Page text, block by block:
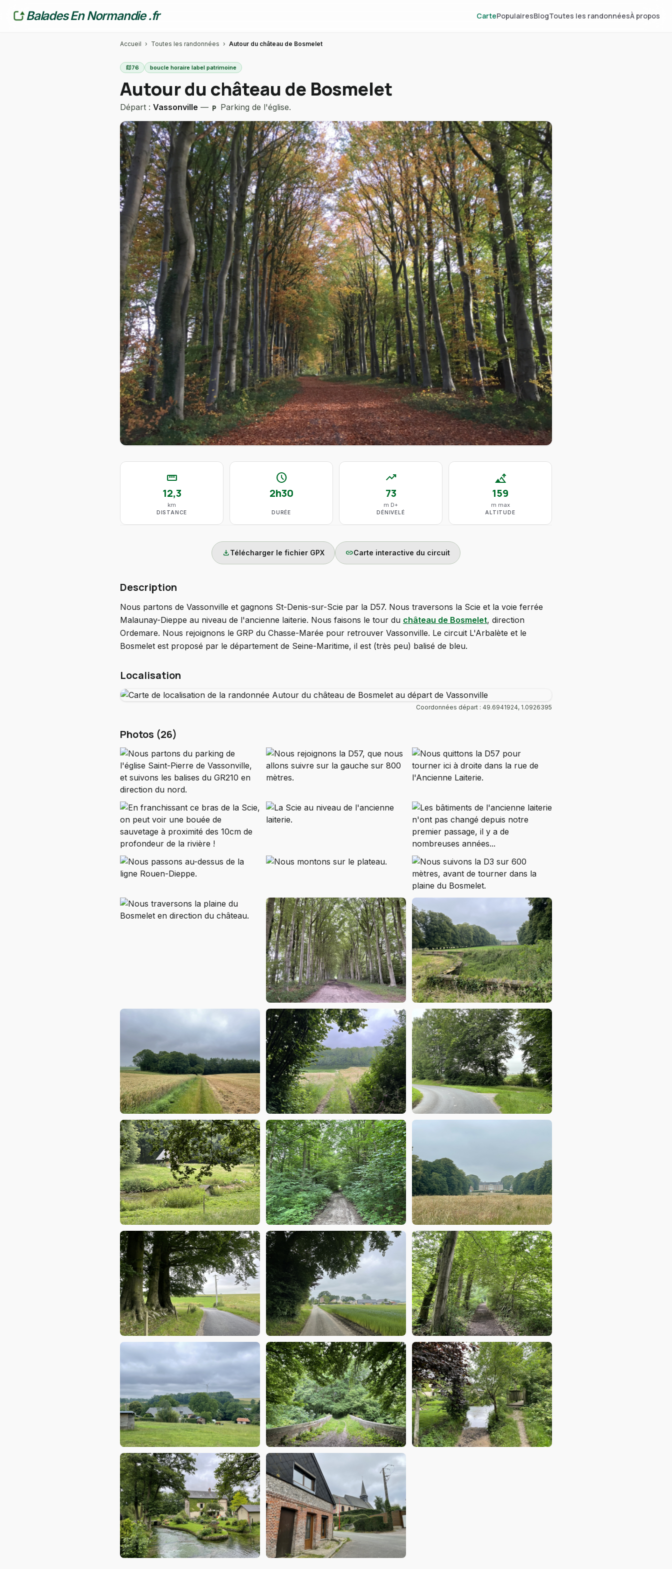
Balades En Normandie .fr CartePopulairesBlogToutes les randonnéesÀ propos
Accueil › Toutes les randonnées › Autour du château de Bosmelet
map76 boucle horaire label patrimoine
Autour du château de Bosmelet
Départ : Vassonville — local_parking Parking de l'église.
straighten
12,3
km
DISTANCE
schedule
2h30
DURÉE
trending_up
73
m D+
DÉNIVELÉ
altitude
159
m max
ALTITUDE
downloadTélécharger le fichier GPX linkCarte interactive du circuit
Description
Nous partons de Vassonville et gagnons St-Denis-sur-Scie par la D57. Nous traversons la Scie et la voie ferrée
Malaunay-Dieppe au niveau de l'ancienne laiterie. Nous faisons le tour du château de Bosmelet, direction
Ordemare. Nous rejoignons le GRP du Chasse-Marée pour retrouver Vassonville. Le circuit L'Arbalète et le
Bosmelet est proposé par le département de Seine-Maritime, il est (très peu) balisé de bleu.
Localisation
Coordonnées départ : 49.6941924, 1.0926395
Photos (26)